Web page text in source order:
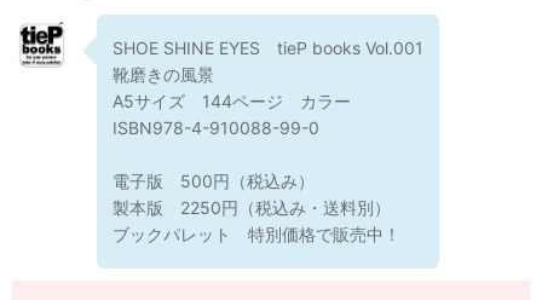
SHOE SHINE EYES tieP books Vol.001
靴磨きの風景
A5サイズ 144ページ カラー
ISBN978-4-910088-99-0
電子版 500円（税込み）
製本版 2250円（税込み・送料別）
ブックパレット 特別価格で販売中！